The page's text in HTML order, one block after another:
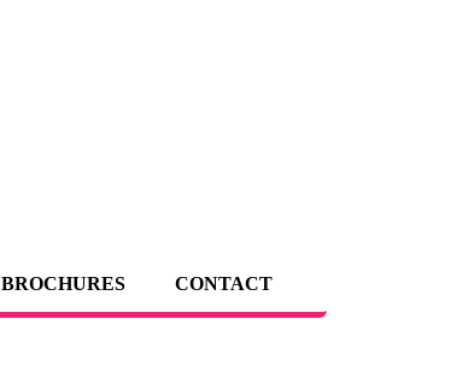
BROCHURES CONTACT